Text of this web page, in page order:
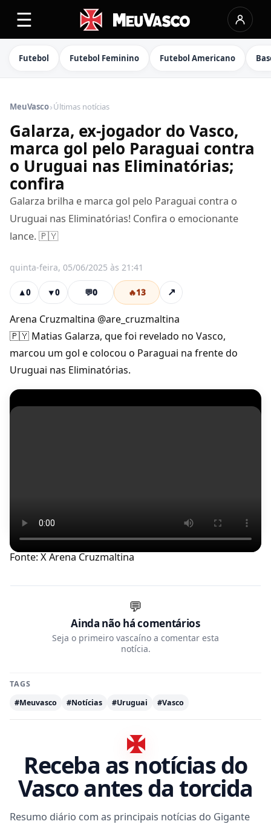
☰
Futebol Futebol Feminino Futebol Americano
MeuVasco›Últimas notícias
Galarza, ex-jogador do Vasco,
marca gol pelo Paraguai contra
o Uruguai nas Eliminatórias;
confira
Galarza brilha e marca gol pelo Paraguai contra o
Uruguai nas Eliminatórias! Confira o emocionante
lance. 🇵🇾
quinta-feira, 05/06/2025 às 21:41
▲0 ▼0 💬0 🔥13 ↗
Arena Cruzmaltina @are_cruzmaltina
🇵🇾 Matias Galarza, que foi revelado no Vasco,
marcou um gol e colocou o Paraguai na frente do
Uruguai nas Eliminatórias.
Fonte: X Arena Cruzmaltina
💬
Ainda não há comentários
Seja o primeiro vascaíno a comentar esta
notícia.
TAGS
#Meuvasco
#Notícias #Uruguai #Vasco
Receba as notícias do
Vasco antes da torcida
Resumo diário com as principais notícias do Gigante